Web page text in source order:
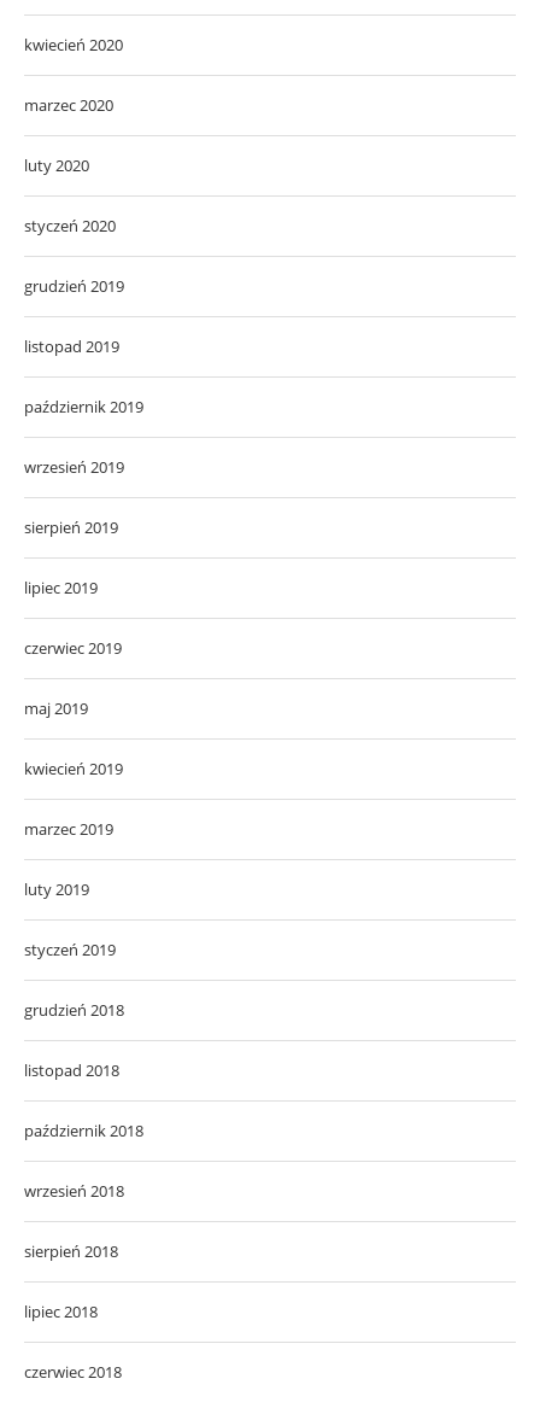
kwiecień 2020
marzec 2020
luty 2020
styczeń 2020
grudzień 2019
listopad 2019
październik 2019
wrzesień 2019
sierpień 2019
lipiec 2019
czerwiec 2019
maj 2019
kwiecień 2019
marzec 2019
luty 2019
styczeń 2019
grudzień 2018
listopad 2018
październik 2018
wrzesień 2018
sierpień 2018
lipiec 2018
czerwiec 2018